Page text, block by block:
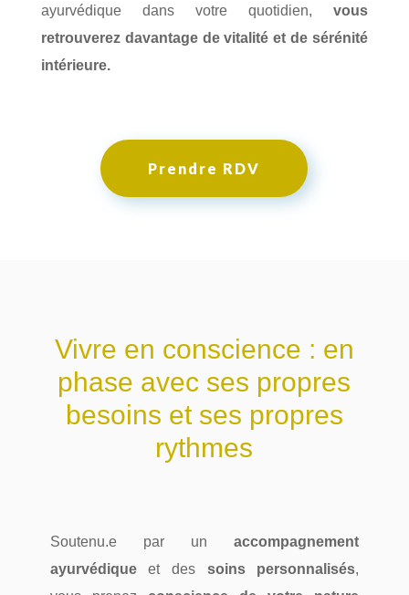
ayurvédique dans votre quotidien,vous
retrouverez davantage de vitalité et de sérénité
intérieure.
Prendre RDV
Vivre en conscience : en
phase avec ses propres
besoins et ses propres
rythmes
Soutenu.e par unaccompagnement
ayurvédiqueet des soins personnalisés,